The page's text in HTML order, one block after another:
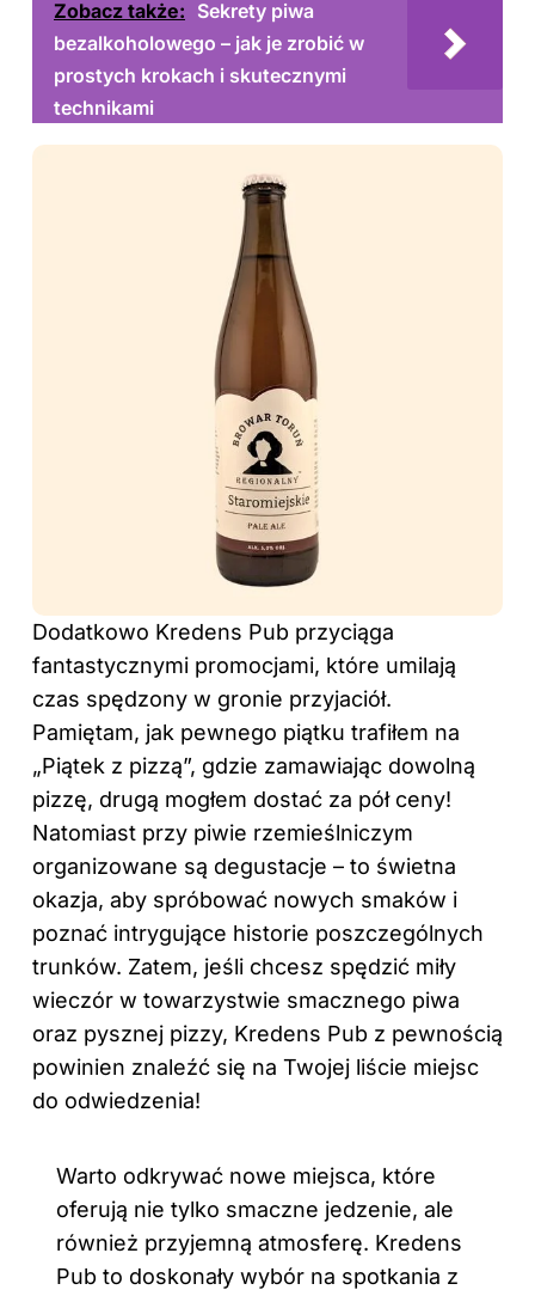
Zobacz także: Sekrety piwa
bezalkoholowego – jak je zrobić w
prostych krokach i skutecznymi
technikami
Dodatkowo Kredens Pub przyciąga
fantastycznymi promocjami, które umilają
czas spędzony w gronie przyjaciół.
Pamiętam, jak pewnego piątku trafiłem na
„Piątek z pizzą”, gdzie zamawiając dowolną
pizzę, drugą mogłem dostać za pół ceny!
Natomiast przy piwie rzemieślniczym
organizowane są degustacje – to świetna
okazja, aby spróbować nowych smaków i
poznać intrygujące historie poszczególnych
trunków. Zatem, jeśli chcesz spędzić miły
wieczór w towarzystwie smacznego piwa
oraz pysznej pizzy, Kredens Pub z pewnością
powinien znaleźć się na Twojej liście miejsc
do odwiedzenia!
Warto odkrywać nowe miejsca, które
oferują nie tylko smaczne jedzenie, ale
również przyjemną atmosferę. Kredens
Pub to doskonały wybór na spotkania z